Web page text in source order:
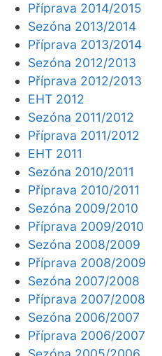
Příprava 2014/2015
Sezóna 2013/2014
Příprava 2013/2014
Sezóna 2012/2013
Příprava 2012/2013
EHT 2012
Sezóna 2011/2012
Příprava 2011/2012
EHT 2011
Sezóna 2010/2011
Příprava 2010/2011
Sezóna 2009/2010
Příprava 2009/2010
Sezóna 2008/2009
Příprava 2008/2009
Sezóna 2007/2008
Příprava 2007/2008
Sezóna 2006/2007
Příprava 2006/2007